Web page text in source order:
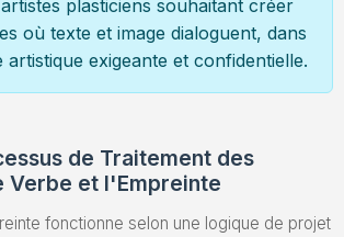
plasticiens souhaitant créer
où texte et image dialoguent, dans
artistique exigeante et confidentielle.
de Traitement des
Verbe et l'Empreinte
fonctionne selon une logique de projet